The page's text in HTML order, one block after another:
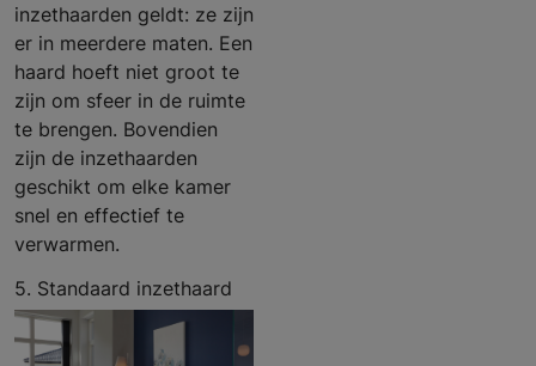
inzethaarden geldt: ze zijn
er in meerdere maten. Een
haard hoeft niet groot te
zijn om sfeer in de ruimte
te brengen. Bovendien
zijn de inzethaarden
geschikt om elke kamer
snel en effectief te
verwarmen.
5. Standaard inzethaard